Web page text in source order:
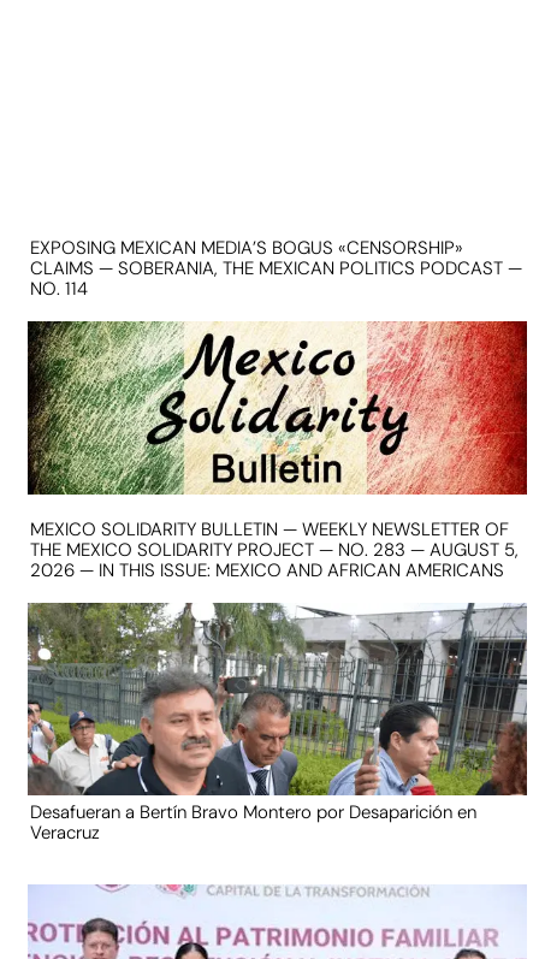
EXPOSING MEXICAN MEDIA’S BOGUS «CENSORSHIP»
CLAIMS — SOBERANIA, THE MEXICAN POLITICS PODCAST —
NO. 114
MEXICO SOLIDARITY BULLETIN — WEEKLY NEWSLETTER OF
THE MEXICO SOLIDARITY PROJECT — NO. 283 — AUGUST 5,
2026 — IN THIS ISSUE: MEXICO AND AFRICAN AMERICANS
Desafueran a Bertín Bravo Montero por Desaparición en
Veracruz